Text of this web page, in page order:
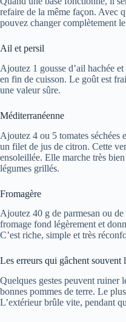
refaire de la même façon. Avec
pouvez changer complètement
Ail et persil
Ajoutez 1 gousse d’ail hachée
en fin de cuisson. Le goût est
une valeur sûre.
Méditerranéenne
Ajoutez 4 ou 5 tomates séchées
un filet de jus de citron. Cette
ensoleillée. Elle marche très
légumes grillés.
Fromagère
Ajoutez 40 g de parmesan ou
fromage fond légèrement et
C’est riche, simple et très
Les erreurs qui gâchent souvent
Quelques gestes peuvent ruiner
bonnes pommes de terre. Le
L’extérieur brûle vite, pendant